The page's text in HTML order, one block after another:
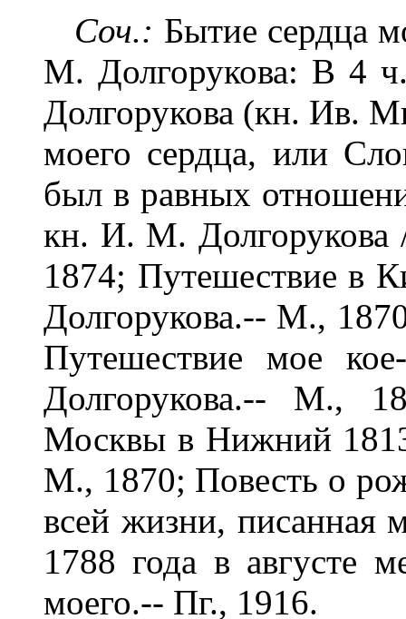
Соч.: Бытие сердца
М. Долгорукова: В 4
Долгорукова (кн. Ив.
моего сердца, или
был в равных
кн. И. М. Долгорукова
1874; Путешествие в
Долгорукова.-- М.,
Путешествие мое
Долгорукова.-- М.,
Москвы в Нижний
М., 1870; Повесть о
всей жизни, писанная
1788 года в августе
моего.-- Пг., 1916.